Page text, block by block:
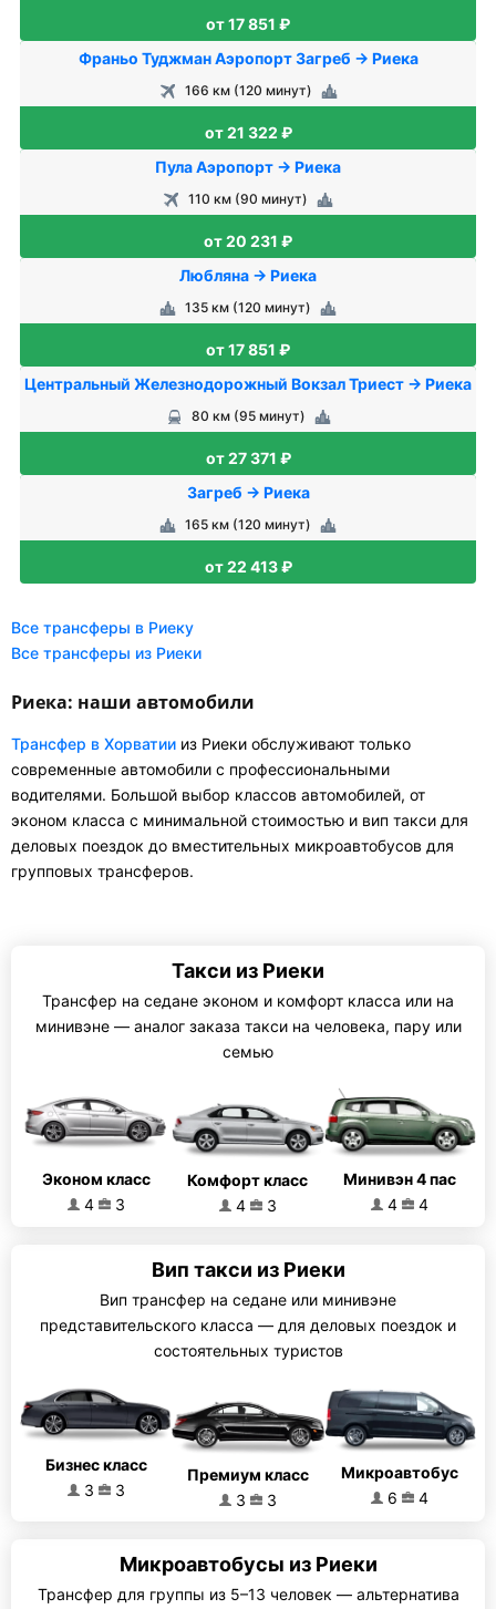
от 17 851 ₽
Франьо Туджман Аэропорт Загреб → Риека
166 км (120 минут)
от 21 322 ₽
Пула Аэропорт → Риека
110 км (90 минут)
от 20 231 ₽
Любляна → Риека
135 км (120 минут)
от 17 851 ₽
Центральный Железнодорожный Вокзал Триест → Риека
80 км (95 минут)
от 27 371 ₽
Загреб → Риека
165 км (120 минут)
от 22 413 ₽
Все трансферы в Риеку
Все трансферы из Риеки
Риека: наши автомобили
Трансфер в Хорватии из Риеки обслуживают только
современные автомобили с профессиональными
водителями. Большой выбор классов автомобилей, от
эконом класса с минимальной стоимостью и вип такси для
деловых поездок до вместительных микроавтобусов для
групповых трансферов.
Такси из Риеки
Трансфер на седане эконом и комфорт класса или на
минивэне — аналог заказа такси на человека, пару или
семью
Эконом класс
4
3
Комфорт класс
4
3
Минивэн 4 пас
4
4
Вип такси из Риеки
Вип трансфер на седане или минивэне
представительского класса — для деловых поездок и
состоятельных туристов
Бизнес класс
3
3
Премиум класс
3
3
Микроавтобус
6
4
Микроавтобусы из Риеки
Трансфер для группы из 5–13 человек — альтернатива